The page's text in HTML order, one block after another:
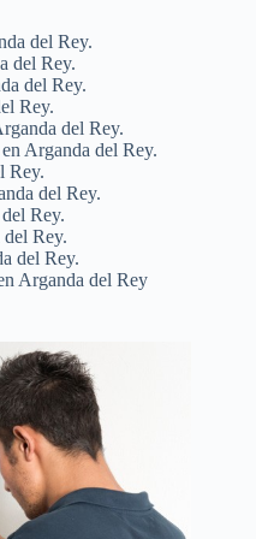
del Rey.
del Rey.
del Rey.
Rey.
del Rey.
Arganda del Rey.
Rey.
del Rey.
Rey.
Rey.
del Rey.
Arganda del Rey